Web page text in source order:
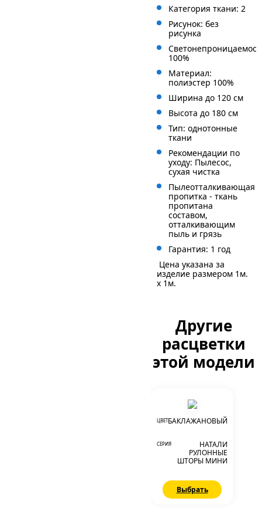
Категория ткани: 2
Рисунок: без
рисунка
100%
Материал:
полиэстер 100%
Ширина до 120 см
Высота до 180 см
Тип: однотонные
ткани
Рекомендации по
уходу: Пылесос,
сухая чистка
Пылеотталкивающая
пропитка - ткань
пропитана
составом,
отталкивающим
пыль и грязь
Гарантия: 1 год
Цена указана за
изделие размером 1м.
x 1м.
Другие
расцветки
этой модели
ЦВЕТБАКЛАЖАНОВЫЙ
СЕРИЯ
НАТАЛИ
РУЛОННЫЕ
ШТОРЫ МИНИ
Выбрать